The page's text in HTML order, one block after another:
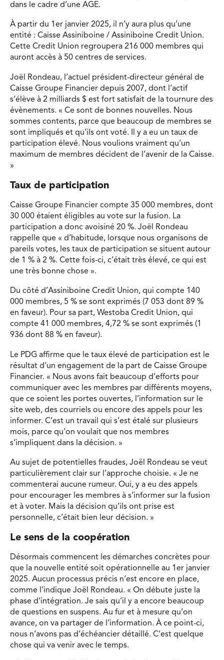
dans le cadre d’une AGE.
À partir du 1er janvier 2025, il n’y aura plus qu’une
entité : Caisse Assiniboine / Assiniboine Credit Union.
Cette Credit Union regroupera 216 000 membres qui
auront accès à 50 centres de services.
Joël Rondeau, l’actuel président-directeur général de
Caisse Groupe Financier depuis 2007, dont l’actif
s’élève à 2 milliards $ est fort satisfait de la tournure des
évènements. « Ce sont de bonnes nouvelles. Nous
sommes contents, parce que beaucoup de membres se
sont impliqués et qu’ils ont voté. Il y a eu un taux de
participation élevé. Nous voulions vraiment qu’un
maximum de membres décident de l’avenir de la Caisse.
»
Taux de participation
Caisse Groupe Financier compte 35 000 membres, dont
30 000 étaient éligibles au vote sur la fusion. La
participation a donc avoisiné 20 %. Joël Rondeau
rappelle que « d’habitude, lorsque nous organisons de
pareils votes, les taux de participation se situent autour
de 1 % à 2 %. Cette fois-ci, c’était très élevé, ce qui est
une très bonne chose ».
Du côté d’Assiniboine Credit Union, qui compte 140
000 membres, 5 % se sont exprimés (7 053 dont 89 %
en faveur). Pour sa part, Westoba Credit Union, qui
compte 41 000 membres, 4,72 % se sont exprimés (1
936 dont 88 % en faveur).
Le PDG affirme que le taux élevé de participation est le
résultat d’un engagement de la part de Caisse Groupe
Financier. « Nous avons fait beaucoup d’efforts pour
communiquer avec les membres par différents moyens,
que ce soient les portes ouvertes, l’information sur le
site web, des courriels ou encore des appels pour les
informer. C’est un travail qui s’est étalé sur plusieurs
mois, parce qu’on voulait que nos membres
s’impliquent dans la décision. »
Au sujet de potentielles fraudes, Joël Rondeau se veut
particulièrement clair sur l’approche choisie. « Je ne
commenterai aucune rumeur. Oui, y a eu des appels
pour encourager les membres à s’informer sur la fusion
et à voter. Mais la décision qu’ils ont prise est
personnelle, c’était bien leur décision. »
Le sens de la coopération
Désormais commencent les démarches concrètes pour
que la nouvelle entité soit opérationnelle au 1er janvier
2025. Aucun processus précis n’est encore en place,
comme l’indique Joël Rondeau. « On débute juste la
phase d’intégration. Je sais qu’il y a encore beaucoup
de questions en suspens. Au fur et à mesure qu’on
avance, on va partager de l’information. À ce point-ci,
nous n’avons pas d’échéancier détaillé. C’est quelque
chose qui va venir avec le temps.